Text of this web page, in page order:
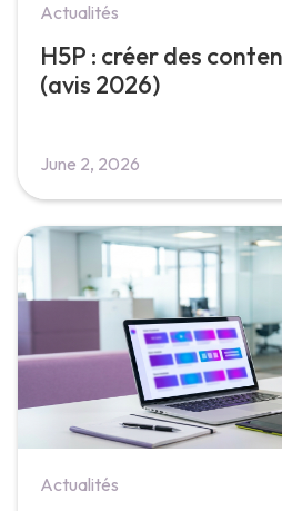
Actualités
H5P : créer des
(avis 2026)
June 2, 2026
Actualités